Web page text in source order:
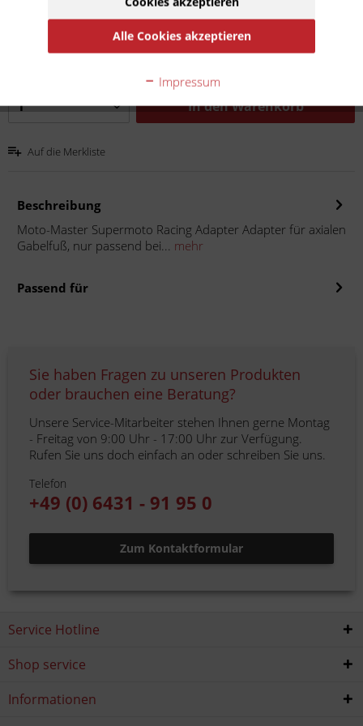
zzgl. Versandkosten
In denWarenkorb
Auf die Merkliste
Beschreibung
Moto-Master Supermoto Racing Adapter Adapter für axialen
Gabelfuß, nur passend bei... mehr
Passend für
Sie haben Fragen zu unseren Produkten
oder brauchen eine Beratung?
Unsere Service-Mitarbeiter stehen Ihnen gerne Montag
- Freitag von 9:00 Uhr - 17:00 Uhr zur Verfügung.
Rufen Sie uns doch einfach an oder schreiben Sie uns.
Telefon
+49 (0) 6431 - 91 95 0
Zum Kontaktformular
Service Hotline
Shop service
Informationen
Alle Cookies akzeptieren
Impressum